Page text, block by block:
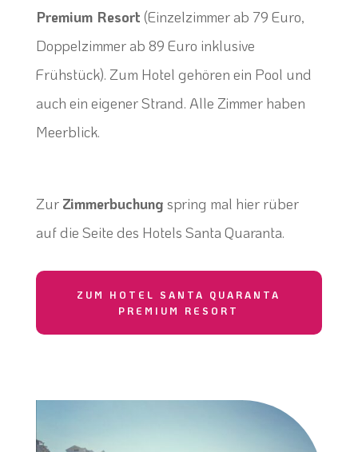
Premium Resort (Einzelzimmer ab 79 Euro,
Doppelzimmer ab 89 Euro inklusive
Frühstück). Zum Hotel gehören ein Pool und
auch ein eigener Strand. Alle Zimmer haben
Meerblick.
Zur Zimmerbuchung spring mal hier rüber
auf die Seite des Hotels Santa Quaranta.
ZUM HOTEL SANTA QUARANTA
PREMIUM RESORT